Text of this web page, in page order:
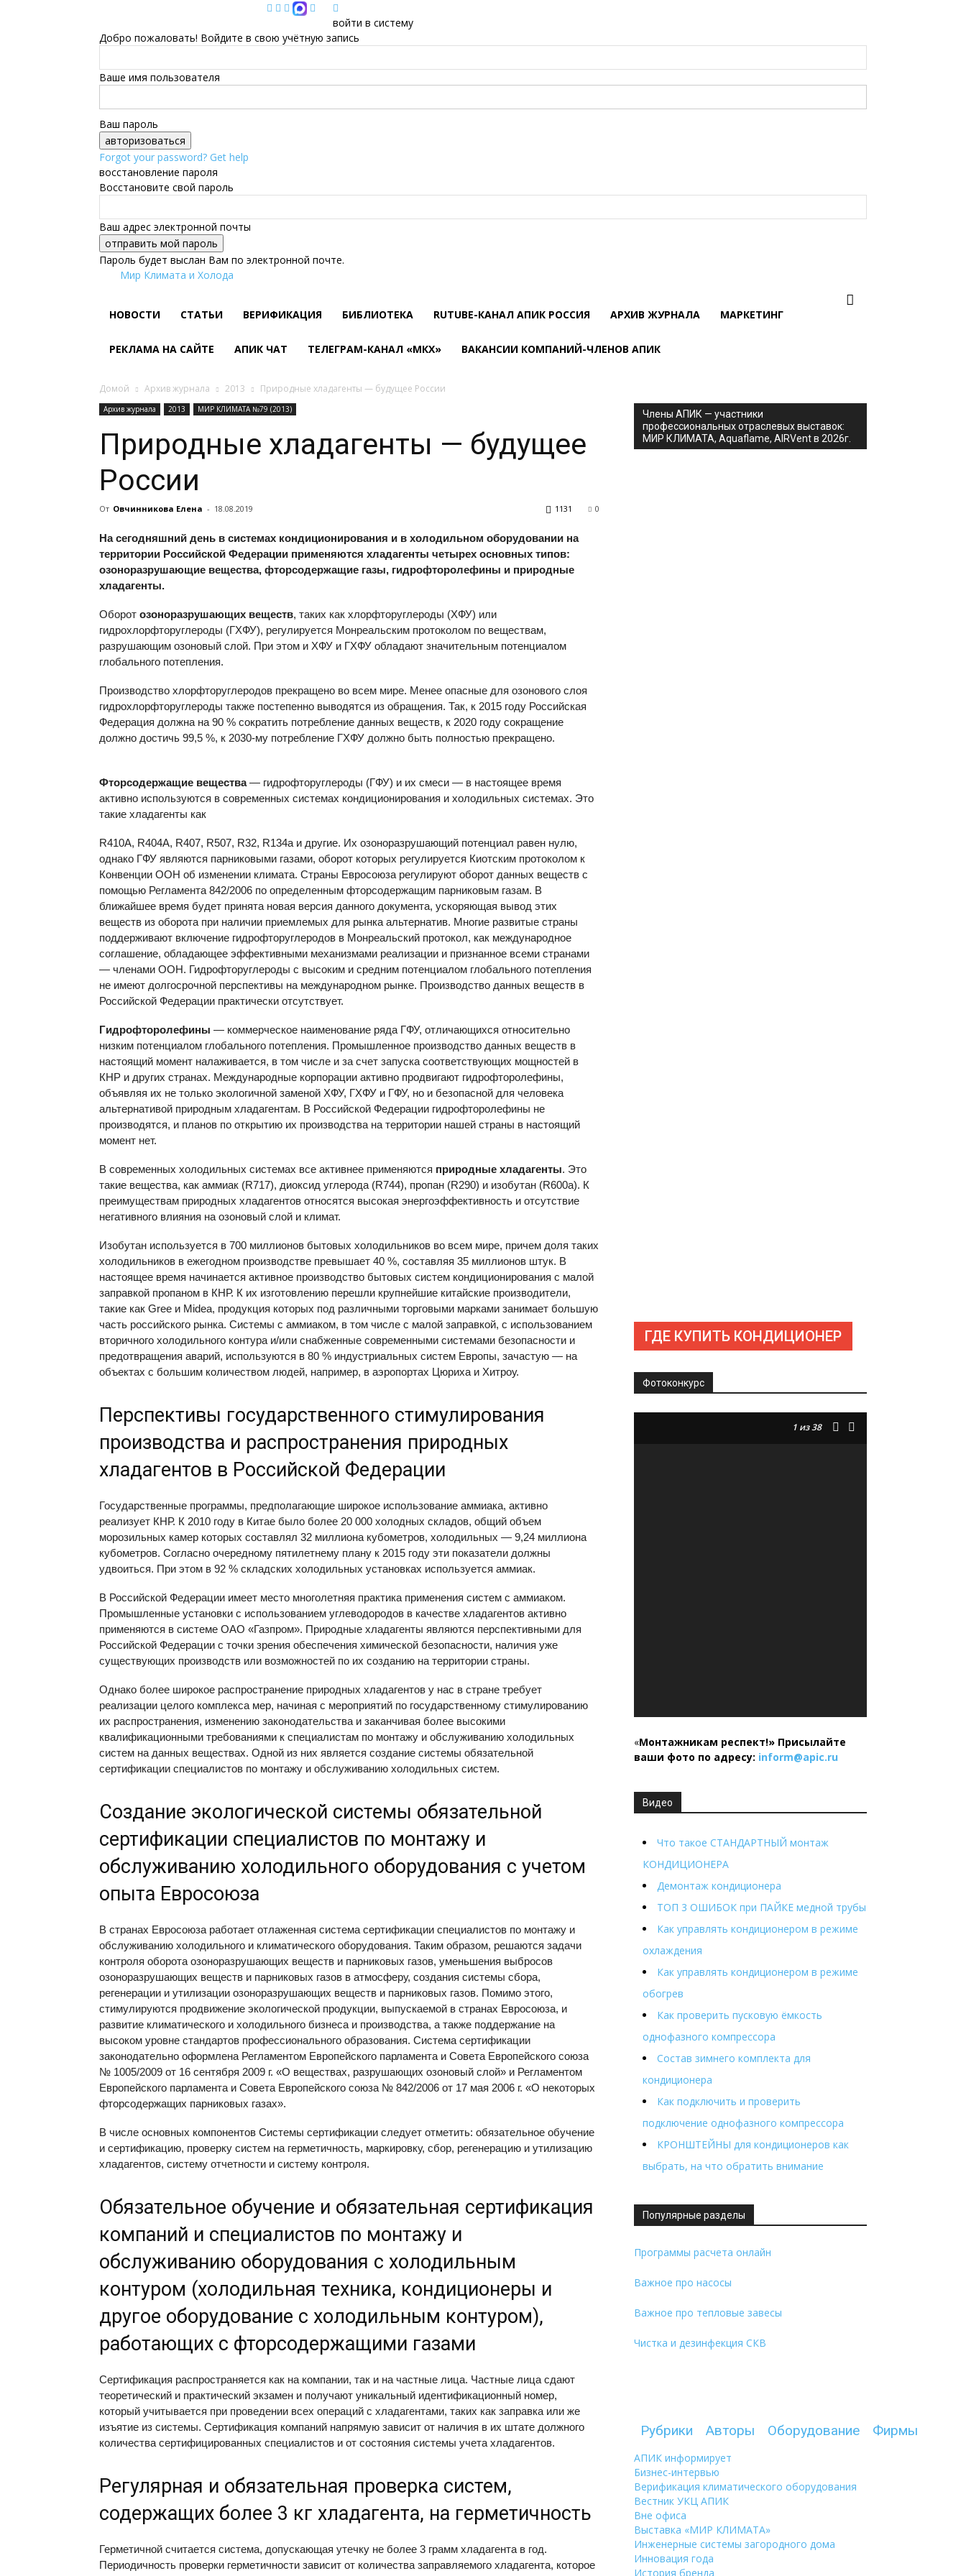
войти в систему
Добро пожаловать! Войдите в свою учётную запись
Ваше имя пользователя
Ваш пароль
Forgot your password? Get help
восстановление пароля
Восстановите свой пароль
Ваш адрес электронной почты
Пароль будет выслан Вам по электронной почте.
Мир Климата и Холода
НОВОСТИ СТАТЬИ ВЕРИФИКАЦИЯ БИБЛИОТЕКА RUTUBE-КАНАЛ АПИК РОССИЯ АРХИВ ЖУРНАЛА МАРКЕТИНГ
РЕКЛАМА НА САЙТЕ АПИК ЧАТ ТЕЛЕГРАМ-КАНАЛ «МКХ» ВАКАНСИИ КОМПАНИЙ-ЧЛЕНОВ АПИК
Домой Архив журнала 2013 Природные хладагенты — будущее России
Архив журнала 2013 МИР КЛИМАТА №79 (2013)
Природные хладагенты — будущее
России
От Овчинникова Елена - 18.08.2019 0
1131
На сегодняшний день в системах кондиционирования и в холодильном оборудовании на
территории Российской Федерации применяются хладагенты четырех основных типов:
озоноразрушающие вещества, фторсодержащие газы, гидрофторолефины и природные
хладагенты.
Оборот озоноразрушающих веществ, таких как хлорфтор­углероды (ХФУ) или
гидрохлорфторуглероды (ГХФУ), регулируется Монреальским протоколом по веществам,
разрушающим озоновый слой. При этом и ХФУ и ГХФУ обладают значительным потенциалом
глобального потепления.
Производство хлорфторуглеродов прекращено во всем мире. Менее опасные для озонового слоя
гидрохлорфторуглероды также постепенно выводятся из обращения. Так, к 2015 году Российская
Федерация должна на 90 % сократить потребление данных веществ, к 2020 году сокращение
должно достичь 99,5 %, к 2030-му потребление ГХФУ должно быть полностью прекращено.
Фторсодержащие вещества— гидрофторуглероды (ГФУ) и их смеси — в настоящее время
активно используются в современных системах кондиционирования и холодильных системах. Это
такие хладагенты как
R410А, R404A, R407, R507, R32, R134a и другие. Их озоноразрушающий потенциал равен нулю,
однако ГФУ являются парниковыми газами, оборот которых регулируется Киотским протоколом к
Конвенции ООН об изменении климата. Страны Евросоюза регулируют оборот данных веществ с
помощью Регламента 842/2006 по определенным фторсодержащим парниковым газам. В
ближайшее время будет принята новая версия данного документа, ускоряющая вывод этих
веществ из оборота при наличии приемлемых для рынка альтернатив. Многие развитые страны
поддерживают включение гидрофторуглеродов в Монреальский протокол, как международное
соглашение, обладающее эффективными механизмами реализации и признанное всеми странами
— членами ООН. Гидрофторуглероды с высоким и средним потенциалом глобального потепления
не имеют долгосрочной перспективы на международном рынке. Производство данных веществ в
Российской Федерации практически отсутствует.
Гидрофторолефины — коммерческое наименование ряда ГФУ, отличающихся относительно
низким потенциалом глобального потепления. Промышленное производство данных веществ в
настоящий момент налаживается, в том числе и за счет запуска соответствующих мощностей в
КНР и других странах. Международные корпорации активно продвигают гидрофторолефины,
объявляя их не только экологичной заменой ХФУ, ГХФУ и ГФУ, но и безопасной для человека
альтернативой природным хладагентам. В Российской Федерации гидрофторолефины не
производятся, и планов по открытию их производства на территории нашей страны в настоящий
момент нет.
В современных холодильных системах все активнее применяются природные хладагенты. Это
такие вещества, как аммиак (R717), диоксид углерода (R744), пропан (R290) и изобутан (R600a). К
преимуществам природных хладагентов относятся высокая энергоэффективность и отсутствие
негативного влияния на озоновый слой и климат.
Изобутан используется в 700 миллионов бытовых холодильников во всем мире, причем доля таких
холодильников в ежегодном производстве превышает 40 %, составляя 35 миллионов штук. В
настоящее время начинается активное производство бытовых систем кондиционирования с малой
заправкой пропаном в КНР. К их изготовлению перешли крупнейшие китайские производители,
такие как Gree и Midea, продукция которых под различными торговыми марками занимает большую
часть российского рынка. Системы с аммиаком, в том числе с малой заправкой, с использованием
вторичного холодильного контура и/или снабженные современными системами безопасности и
предотвращения аварий, используются в 80 % индустриальных систем Европы, зачастую — на
объектах с большим количеством людей, например, в аэропортах Цюриха и Хитроу.
Перспективы государственного стимулирования
производства и распространения природных
хладагентов в Российской Федерации
Государственные программы, предполагающие широкое использование аммиака, активно
реализует КНР. К 2010 году в Китае было более 20 000 холодных складов, общий объем
морозильных камер которых составлял 32 миллиона кубометров, холодильных — 9,24 миллиона
кубометров. Согласно очередному пятилетнему плану к 2015 году эти показатели должны
удвоиться. При этом в 92 % складских холодильных установках используется аммиак.
В Российской Федерации имеет место многолетняя практика применения систем с аммиаком.
Промышленные установки с использованием углеводородов в качестве хладагентов активно
применяются в системе ОАО «Газпром». Природные хладагенты являются перспективными для
Российской Федерации с точки зрения обеспечения химической безопасности, наличия уже
существующих производств или возможностей по их созданию на территории страны.
Однако более широкое распространение природных хладагентов у нас в стране требует
реализации целого комплекса мер, начиная с мероприятий по государственному стимулированию
их распространения, изменению законодательства и заканчивая более высокими
квалификационными требованиями к специалистам по монтажу и обслуживанию холодильных
систем на данных веществах. Одной из них является создание системы обязательной
сертификации специалистов по монтажу и обслуживанию холодильных систем.
Создание экологической системы обязательной
сертификации специалистов по монтажу и
обслуживанию холодильного оборудования с учетом
опыта Евросоюза
В странах Евросоюза работает отлаженная система сертификации специалистов по монтажу и
обслуживанию холодильного и климатического оборудования. Таким образом, решаются задачи
контроля оборота озоноразрушающих веществ и парниковых газов, уменьшения выбросов
озоноразрушающих веществ и парниковых газов в атмосферу, создания системы сбора,
регенерации и утилизации озоноразрушающих веществ и парниковых газов. Помимо этого,
стимулируются продвижение экологической продукции, выпускаемой в странах Евросоюза, и
развитие климатического и холодильного бизнеса и производства, а также поддержание на
высоком уровне стандартов профессионального образования. Система сертификации
законодательно оформлена Регламентом Европейского парламента и Совета Европейского союза
№ 1005/2009 от 16 сентября 2009 г. «О веществах, разрушающих озоновый слой» и Регламентом
Европейского парламента и Совета Европейского союза № 842/2006 от 17 мая 2006 г. «О некоторых
фторсодержащих парниковых газах».
В числе основных компонентов Системы сертификации следует отметить: обязательное обучение
и сертификацию, проверку систем на герметичность, маркировку, сбор, регенерацию и утилизацию
хладагентов, систему отчетности и систему контроля.
Обязательное обучение и обязательная сертификация
компаний и специалистов по монтажу и
обслуживанию оборудования с холодильным
контуром (холодильная техника, кондиционеры и
другое оборудование с холодильным контуром),
работающих с фторсодержащими газами
Сертификация распространяется как на компании, так и на частные лица. Частные лица сдают
теоретический и практический экзамен и получают уникальный идентификационный номер,
который учитывается при проведении всех операций с хладагентами, таких как заправка или же
изъятие из системы. Сертификация компаний напрямую зависит от наличия в их штате должного
количества сертифицированных специалистов и от состояния системы учета хладагентов.
Регулярная и обязательная проверка систем,
содержащих более 3 кг хладагента, на герметичность
Герметичной считается система, допускающая утечку не более 3 грамм хладагента в год.
Периодичность проверки герметичности зависит от количества заправляемого хладагента, которое
Члены АПИК — участники
профессиональных отраслевых выставок:
МИР КЛИМАТА, Aquaflame, AIRVent в 2026г.
ГДЕ КУПИТЬ КОНДИЦИОНЕР
Фотоконкурс
1 из 38
«Монтажникам респект!» Присылайте
ваши фото по адресу: inform@apic.ru
Видео
Что такое СТАНДАРТНЫЙ монтаж
КОНДИЦИОНЕРА
Демонтаж кондиционера
ТОП 3 ОШИБОК при ПАЙКЕ медной трубы
Как управлять кондиционером в режиме
охлаждения
Как управлять кондиционером в режиме
обогрев
Как проверить пусковую ёмкость
однофазного компрессора
Состав зимнего комплекта для
кондиционера
Как подключить и проверить
подключение однофазного компрессора
КРОНШТЕЙНЫ для кондиционеров как
выбрать, на что обратить внимание
Популярные разделы
Программы расчета онлайн
Важное про насосы
Важное про тепловые завесы
Чистка и дезинфекция СКВ
Рубрики Авторы Оборудование Фирмы
АПИК информирует
Бизнес-интервью
Верификация климатического оборудования
Вестник УКЦ АПИК
Вне офиса
Выставка «МИР КЛИМАТА»
Инженерные системы загородного дома
Инновация года
История бренда